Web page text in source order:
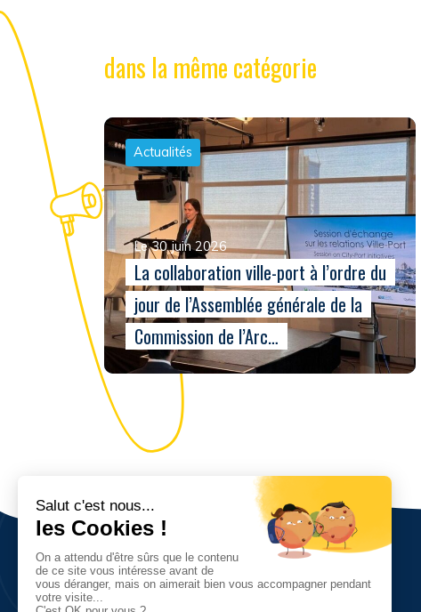
dans la même catégorie
Actualités
Le 30 juin 2026
La collaboration ville-port à l’ordre du
jour de l’Assemblée générale de la
Commission de l’Arc…